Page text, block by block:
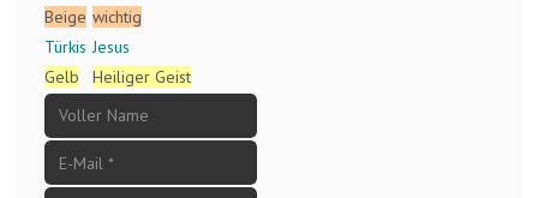
Beige wichtig
Türkis Jesus
Gelb
Heiliger Geist